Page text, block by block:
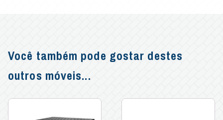
Você também pode gostar destes
outros móveis...